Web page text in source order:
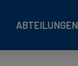
ABTEILUNGEN